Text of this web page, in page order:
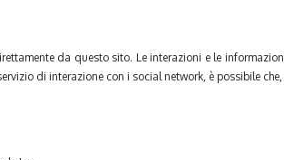
da questo sito. Le interazioni e le
di interazione con i social network, è possibile